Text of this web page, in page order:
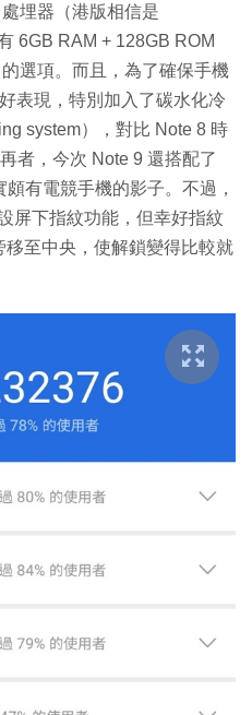
埋器（港版相信是
6GB RAM + 128GB ROM
選項。而且，為了確保手機
表現，特別加入了碳水化冷
system），對比 Note 8 時
者，今次 Note 9 還搭配了
有電競手機的影子。不過，
屏下指紋功能，但幸好指紋
至中央，使解鎖變得比較就